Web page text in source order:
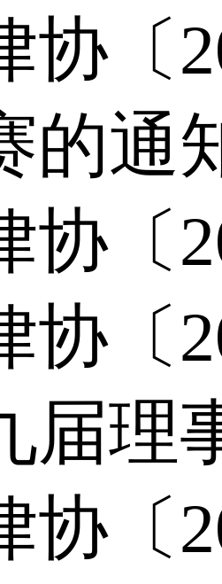
协〔
的通
协〔
协〔
届理
协〔